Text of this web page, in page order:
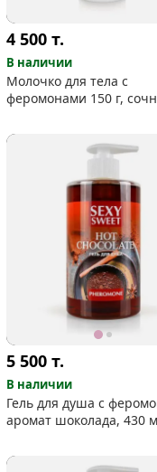
4 500т.
В наличии
Молочко для тела с
феромонами 150 г,
5 500т.
В наличии
Гель для душа с
аромат шоколада, 430